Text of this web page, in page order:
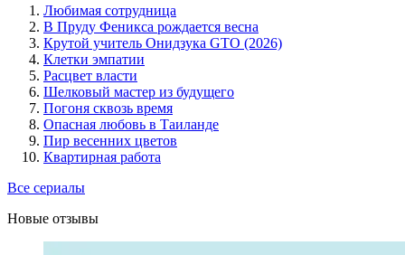
Любимая сотрудница
В Пруду Феникса рождается весна
Крутой учитель Онидзука GTO (2026)
Клетки эмпатии
Расцвет власти
Шелковый мастер из будущего
Погоня сквозь время
Опасная любовь в Таиланде
Пир весенних цветов
Квартирная работа
Все сериалы
Новые отзывы